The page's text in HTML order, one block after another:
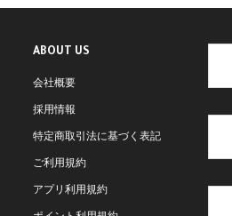
ABOUT US
会社概要
採用情報
特定商取引法に基づく表記
ご利用規約
アプリ利用規約